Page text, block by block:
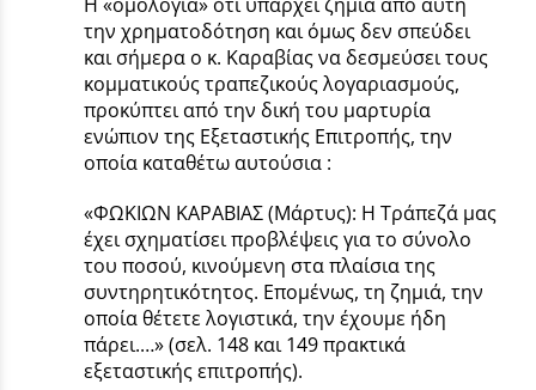
την χρηματοδότηση και όμως δεν σπεύδει
και σήμερα ο κ. Καραβίας να δεσμεύσει τους
κομματικούς τραπεζικούς λογαριασμούς,
προκύπτει από την δική του μαρτυρία
ενώπιον της Εξεταστικής Επιτροπής, την
οποία καταθέτω αυτούσια :
«ΦΩΚΙΩΝ ΚΑΡΑΒΙΑΣ (Μάρτυς): Η Τράπεζά μας
έχει σχηματίσει προβλέψεις για το σύνολο
του ποσού, κινούμενη στα πλαίσια της
συντηρητικότητος. Επομένως, τη ζημιά, την
οποία θέτετε λογιστικά, την έχουμε ήδη
πάρει.…» (σελ. 148 και 149 πρακτικά
εξεταστικής επιτροπής).